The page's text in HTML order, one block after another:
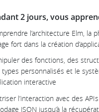
2 jours, vous
l’architecture Elm, la
fort dans la création
des fonctions, des
types personnalisés et le
interactive
l’interaction avec des
JSON jusqu’à la